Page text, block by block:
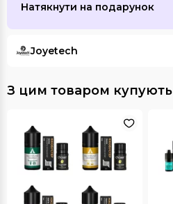
Натякнути на подарунок
Joyetech
З цим товаром купують